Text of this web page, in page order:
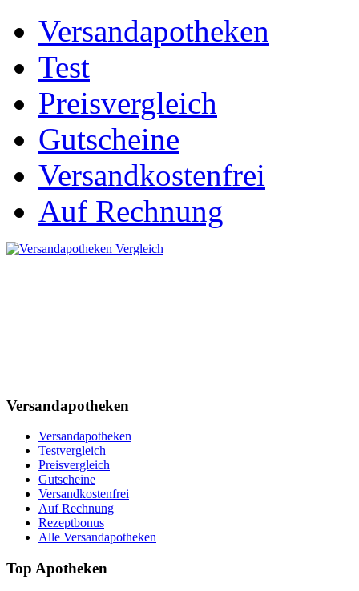
Versandapotheken
Test
Preisvergleich
Gutscheine
Versandkostenfrei
Auf Rechnung
Versandapotheken
Versandapotheken
Testvergleich
Preisvergleich
Gutscheine
Versandkostenfrei
Auf Rechnung
Rezeptbonus
Alle Versandapotheken
Top Apotheken